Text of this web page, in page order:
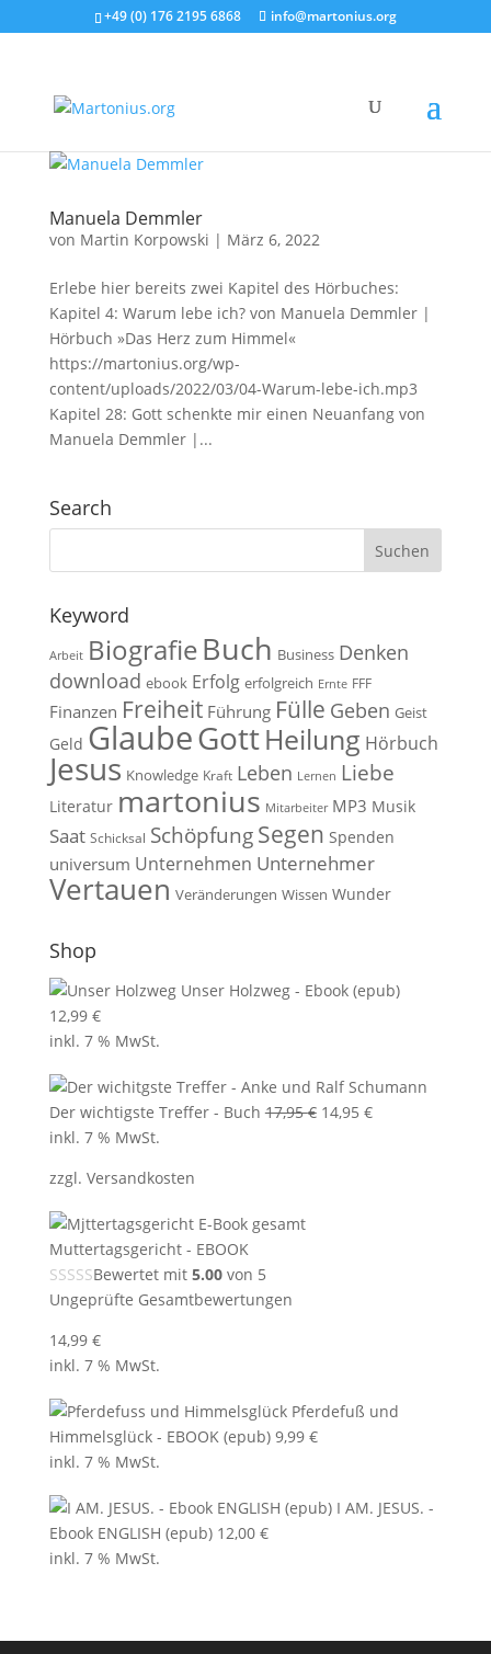
+49 (0) 176 2195 6868 info@martonius.org
Manuela Demmler
von Martin Korpowski | März 6, 2022
Erlebe hier bereits zwei Kapitel des Hörbuches:
Kapitel 4: Warum lebe ich? von Manuela Demmler |
Hörbuch »Das Herz zum Himmel«
https://martonius.org/wp-
content/uploads/2022/03/04-Warum-lebe-ich.mp3
Kapitel 28: Gott schenkte mir einen Neuanfang von
Manuela Demmler |...
Search
Keyword
Arbeit BiografieBuch Business Denken
download ebook Erfolg erfolgreich Ernte FFF
Finanzen Freiheit Führung Fülle Geben Geist
Geld GlaubeGottHeilung Hörbuch
Jesus Knowledge Kraft Leben Lernen Liebe
Literatur martonius Mitarbeiter MP3 Musik
Saat Schicksal Schöpfung Segen Spenden
universum Unternehmen Unternehmer
Vertauen Veränderungen Wissen Wunder
Shop
Unser Holzweg - Ebook (epub)
12,99 €
inkl. 7 % MwSt.
Der wichtigste Treffer - Buch 17,95€ Ursprünglicher
14,95 €Aktueller
inkl. 7 % MwSt.
zzgl. Versandkosten
Muttertagsgericht - EBOOK
Bewertet mit 5.00von 5
Ungeprüfte Gesamtbewertungen
14,99 €
inkl. 7 % MwSt.
Pferdefuß und
Himmelsglück - EBOOK (epub) 9,99 €
inkl. 7 % MwSt.
I AM. JESUS. -
Ebook ENGLISH (epub) 12,00 €
inkl. 7 % MwSt.